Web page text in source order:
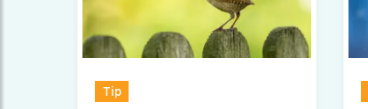
Tip